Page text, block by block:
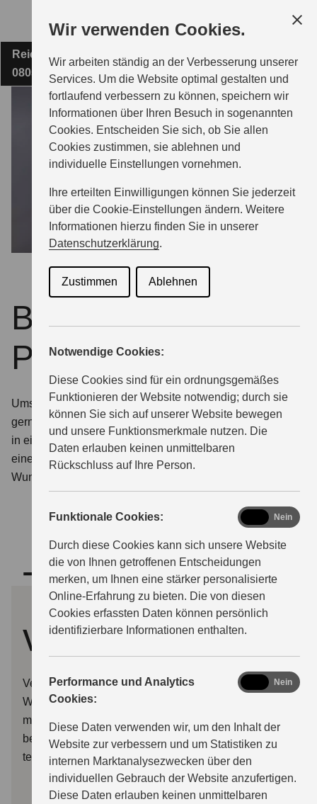
Wir verwenden Cookies.
Wir arbeiten ständig an der Verbesserung unserer
Services. Um die Website optimal gestalten und
fortlaufend verbessern zu können, speichern wir
Informationen über Ihren Besuch in sogenannten
Cookies. Entscheiden Sie sich, ob Sie allen
Cookies zustimmen, sie ablehnen und
individuelle Einstellungen vornehmen.
Ihre erteilten Einwilligungen können Sie jederzeit
über die Cookie-Einstellungen ändern. Weitere
Informationen hierzu finden Sie in unserer
Datenschutzerklärung.
Zustimmen Ablehnen
Notwendige Cookies:
Diese Cookies sind für ein ordnungsgemäßes
Funktionieren der Website notwendig; durch sie
können Sie sich auf unserer Website bewegen
und unsere Funktionsmerkmale nutzen. Die
Daten erlauben keinen unmittelbaren
Rückschluss auf Ihre Person.
Funktionale Cookies:
Durch diese Cookies kann sich unsere Website
die von Ihnen getroffenen Entscheidungen
merken, um Ihnen eine stärker personalisierte
Online-Erfahrung zu bieten. Die von diesen
Cookies erfassten Daten können persönlich
identifizierbare Informationen enthalten.
functional
Nein
Performance und Analytics
Cookies:
Diese Daten verwenden wir, um den Inhalt der
Website zur verbessern und um Statistiken zu
internen Marktanalysezwecken über den
individuellen Gebrauch der Website anzufertigen.
Diese Daten erlauben keinen unmittelbaren
analyticsNein
Hauptinhalt
AUTOHAUS ZIMPEL & FRANKE
MODELLE
ZUBEHÖR
BERATUNG & KAUF
SERVICE
ÜBER UNS
Reichenbacher Straße 121
08056 Zwickau
Beratung und
Probefahrttermin
Umschauen, einsteigen, losfahren. Wir stellen Ihnen
gerne die Modelle von Suzuki aus nächster Nähe vor –
in einem persönlichen Beratungsgespräch oder bei
einer Probefahrt. Teilen Sie uns hierfür einfach Ihren
Wunschtermin mit.
Termin
vereinbaren
Verwenden Sie bitte dieses Formular, um uns Ihren
Wunschtermin für eine Beratung oder eine Probefahrt
mitzuteilen. Wir melden uns dann so bald wie möglich
bei Ihnen per E-Mail, oder wenn Sie wünschen auch
telefonisch.